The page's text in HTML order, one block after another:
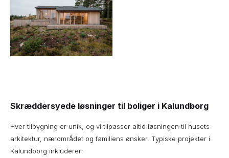
Skræddersyede løsninger til boliger i Kalundborg
Hver tilbygning er unik, og vi tilpasser altid løsningen til husets
arkitektur, nærområdet og familiens ønsker. Typiske projekter i
Kalundborg inkluderer: